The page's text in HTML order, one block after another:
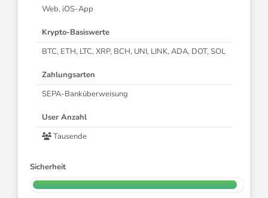
Web, iOS-App
Krypto-Basiswerte
BTC, ETH, LTC, XRP, BCH, UNI, LINK, ADA, DOT, SOL
Zahlungsarten
SEPA-Banküberweisung
User Anzahl
Tausende
Sicherheit